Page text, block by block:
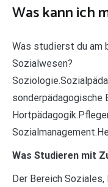
Was kann ich
Was studierst du am
Sozialwesen?
sonderpädagogische
Was Studieren mit
Der Bereich